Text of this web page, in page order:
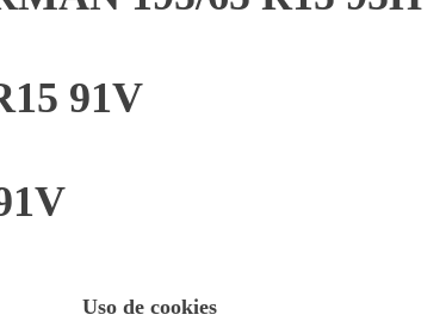
91V
Uso de cookies